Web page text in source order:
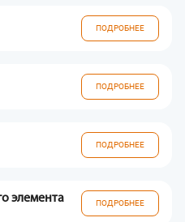
ПОДРОБНЕЕ
ПОДРОБНЕЕ
ПОДРОБНЕЕ
элемента ПОДРОБНЕЕ